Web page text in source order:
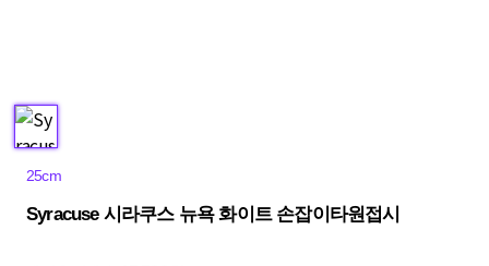
25cm
Syracuse 시라쿠스 뉴욕 화이트 손잡이타원접시